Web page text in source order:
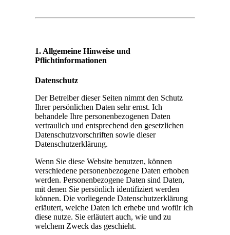
1. Allgemeine Hinweise und
Pflichtinformationen
Datenschutz
Der Betreiber dieser Seiten nimmt den Schutz
Ihrer persönlichen Daten sehr ernst. Ich
behandele Ihre personenbezogenen Daten
vertraulich und entsprechend den gesetzlichen
Datenschutzvorschriften sowie dieser
Datenschutzerklärung.
Wenn Sie diese Website benutzen, können
verschiedene personenbezogene Daten erhoben
werden. Personenbezogene Daten sind Daten,
mit denen Sie persönlich identifiziert werden
können. Die vorliegende Datenschutzerklärung
erläutert, welche Daten ich erhebe und wofür ich
diese nutze. Sie erläutert auch, wie und zu
welchem Zweck das geschieht.